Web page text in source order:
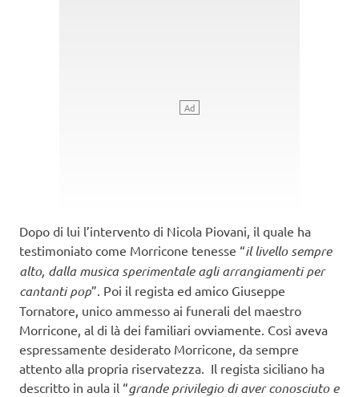
Dopo di lui l’intervento di Nicola Piovani, il quale ha
testimoniato come Morricone tenesse “il livello sempre
alto, dalla musica sperimentale agli arrangiamenti per
cantanti pop”. Poi il regista ed amico Giuseppe
Tornatore, unico ammesso ai funerali del maestro
Morricone, al di là dei familiari ovviamente. Così aveva
espressamente desiderato Morricone, da sempre
attento alla propria riservatezza. Il regista siciliano ha
descritto in aula il “grande privilegio di aver conosciuto e